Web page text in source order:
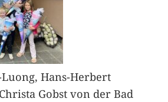
Hans-Herbert
Gobst von der Bad